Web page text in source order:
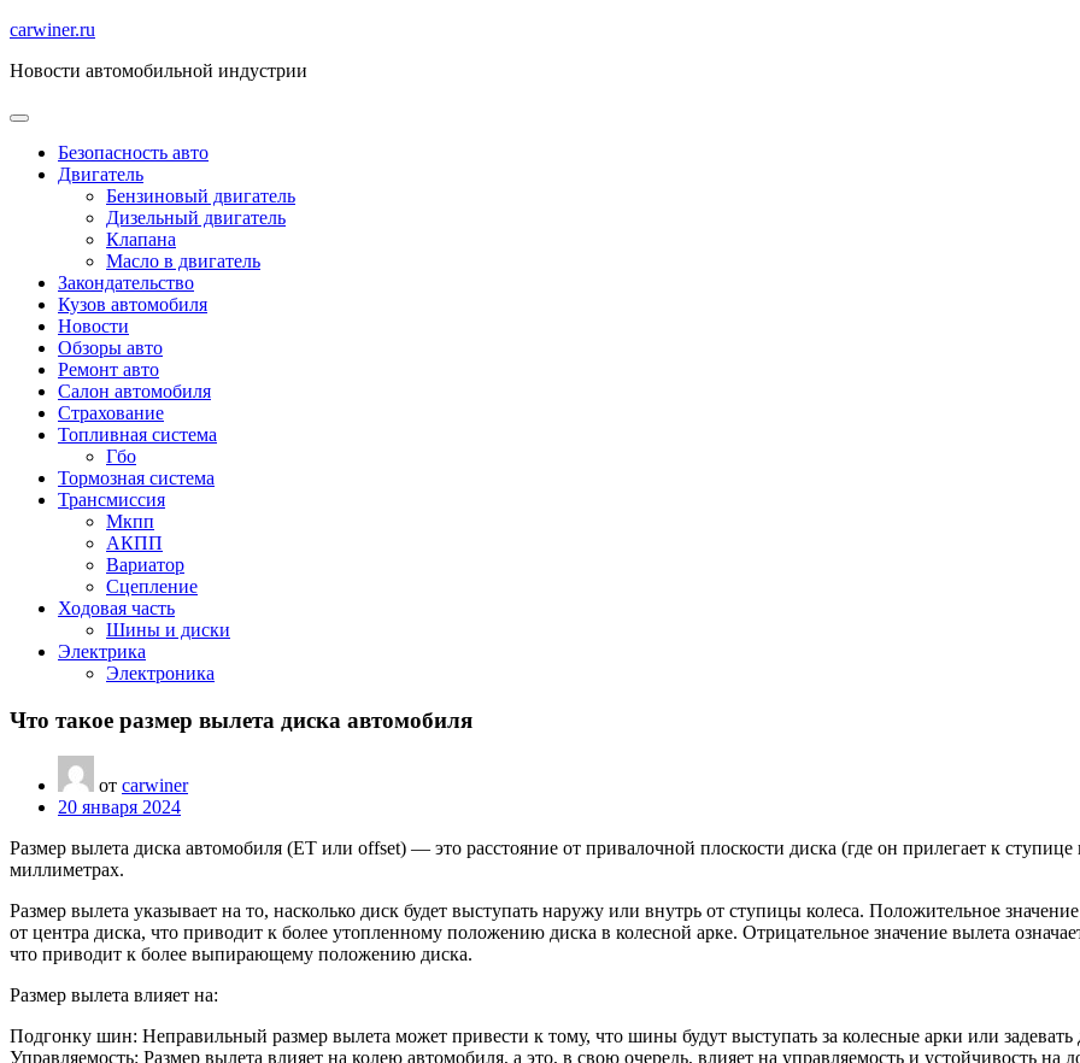
Перейти
содержимому
carwiner.ru
Новости автомобильной индустрии
Безопасность авто
Двигатель
Бензиновый двигатель
Дизельный двигатель
Клапана
Масло в двигатель
Закондательство
Кузов автомобиля
Новости
Обзоры авто
Ремонт авто
Салон автомобиля
Страхование
Топливная система
Гбо
Тормозная система
Трансмиссия
Мкпп
АКПП
Вариатор
Сцепление
Ходовая часть
Шины и диски
Электрика
Электроника
Что такое размер вылета диска автомобиля
от carwiner
20 января 2024
Размер вылета диска автомобиля (ET или offset) — это расстояние от привалочной плоскости диска (где он прилегает к
миллиметрах.
Размер вылета указывает на то, насколько диск будет выступать наружу или внутрь от ступицы колеса. Положительное
от центра диска, что приводит к более утопленному положению диска в колесной арке. Отрицательное значение вылета
что приводит к более выпирающему положению диска.
Размер вылета влияет на:
Подгонку шин: Неправильный размер вылета может привести к тому, что шины будут выступать за колесные арки или
Управляемость: Размер вылета влияет на колею автомобиля, а это, в свою очередь, влияет на управляемость и устойчивость на